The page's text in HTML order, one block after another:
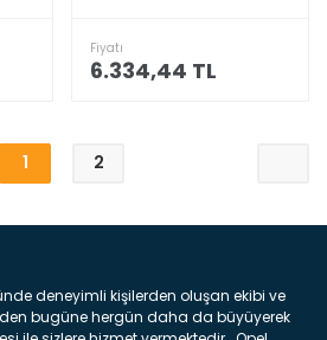
Fiyatı
6.334,44 TL
1 2
deneyimli kişilerden oluşan ekibi ve
bugüne hergün daha da büyüyerek